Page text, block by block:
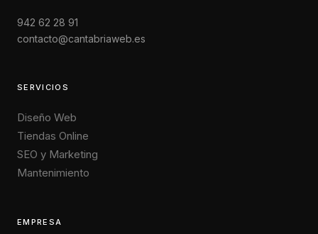
942 62 28 91
contacto@cantabriaweb.es
SERVICIOS
Diseño Web
Tiendas Online
SEO y Marketing
Mantenimiento
EMPRESA